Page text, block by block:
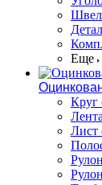
Еще
Круг
Лист